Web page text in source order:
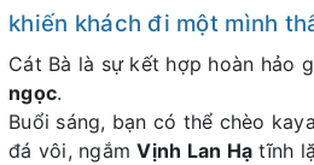
khiến khách đi một mình
Cát Bà là sự kết hợp hoàn hảo
ngọc.
Buổi sáng, bạn có thể chèo
đá vôi, ngắmVịnh Lan Hạ tĩnh